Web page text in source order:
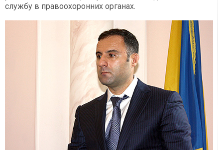
службу в правоохоронних органах.